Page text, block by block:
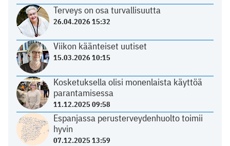
Terveys on osa turvallisuutta
26.04.2026 15:32
Viikon käänteiset uutiset
15.03.2026 10:15
Kosketuksella olisi monenlaista käyttöä
parantamisessa
11.12.2025 09:58
Espanjassa perusterveydenhuolto toimii
hyvin
07.12.2025 13:59